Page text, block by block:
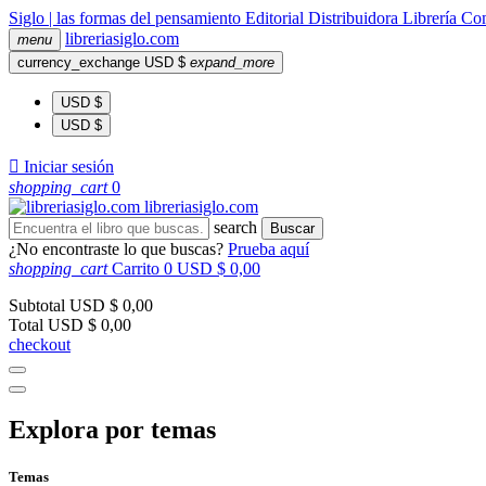
Siglo | las formas del pensamiento Editorial Distribuidora Librería
menu libreriasiglo.com
currency_exchange USD $ expand_more
USD $
USD $
 Iniciar sesión
shopping_cart 0
libreriasiglo.com
search
Buscar
¿No encontraste lo que buscas? Prueba aquí
shopping_cart Carrito 0 USD $ 0,00
Subtotal USD $ 0,00
Total USD $ 0,00
checkout
Explora por temas
Temas